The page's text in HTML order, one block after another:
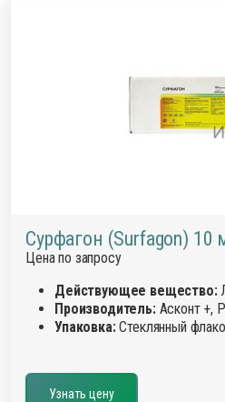
Сурфагон (Surfagon) 10
Цена по запросу
Действующее вещество:
Производитель:Асконт +,
Упаковка:Стеклянный
Узнать цену